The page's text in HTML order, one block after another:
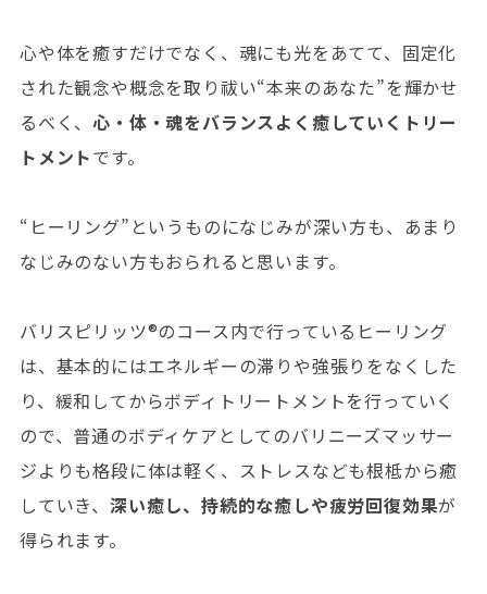
心や体を癒すだけでなく、魂にも光をあてて、固定化
された観念や概念を取り祓い“本来のあなた”を輝かせ
るべく、心・体・魂をバランスよく癒していくトリー
トメントです。
“ヒーリング”というものになじみが深い方も、あまり
なじみのない方もおられると思います。
バリスピリッツ®︎のコース内で行っているヒーリング
は、基本的にはエネルギーの滞りや強張りをなくした
り、緩和してからボディトリートメントを行っていく
ので、普通のボディケアとしてのバリニーズマッサー
ジよりも格段に体は軽く、ストレスなども根柢から癒
していき、 深い癒し、持続的な癒しや疲労回復効果が
得られます。